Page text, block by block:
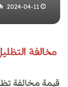
2024-04-11